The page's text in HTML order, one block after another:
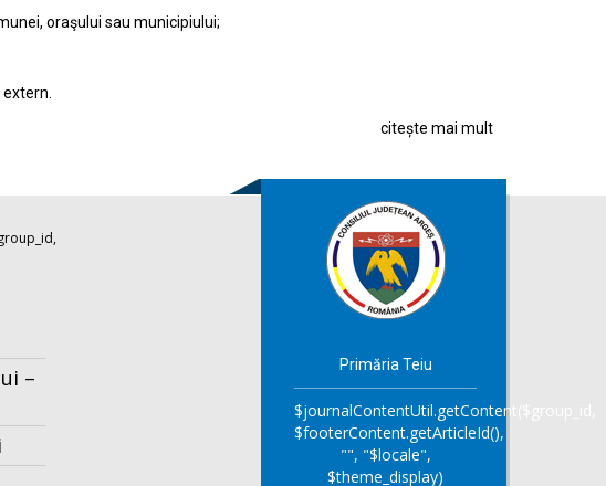
oraşului sau municipiului;
citește mai mult
–
Primăria Teiu
$journalContentUtil.getContent($group_id,
$footerContent.getArticleId(),
"", "$locale",
$theme_display)